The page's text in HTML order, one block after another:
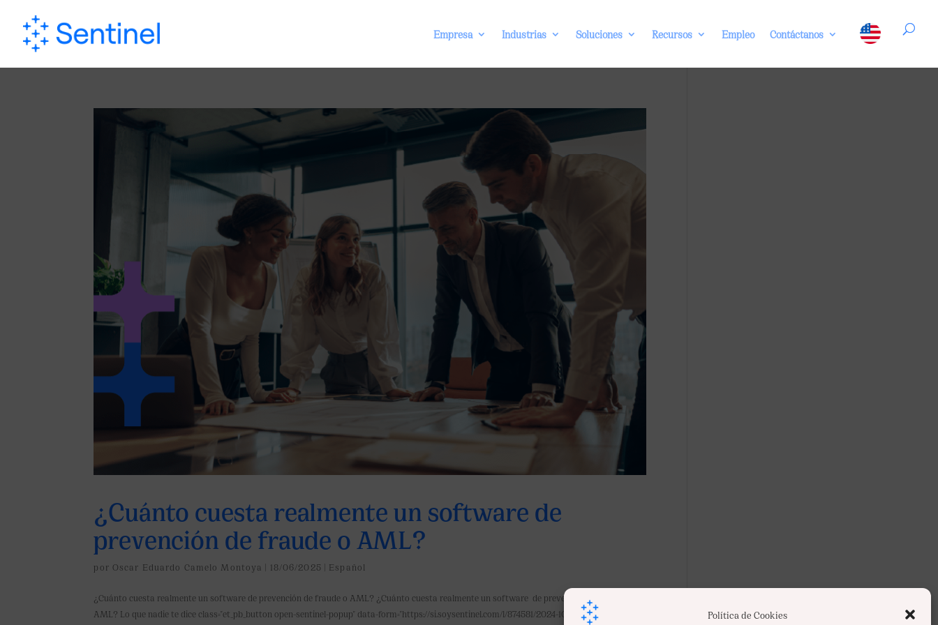
Política de Cookies
Empresa Industrias Soluciones Recursos Empleo Contáctanos
¿Cuánto cuesta realmente un software de
prevención de fraude o AML?
por Oscar Eduardo Camelo Montoya | 18/06/2025 | Español
¿Cuánto cuesta realmente un software de prevención de fraude o AML? ¿Cuánto cuesta realmente un software de prevención de Fraude y
AML? Lo que nadie te dice class="et_pb_button open-sentinel-popup" data-form="https://si.soysentinel.com/l/874581/2024-10-22/jkblr"...